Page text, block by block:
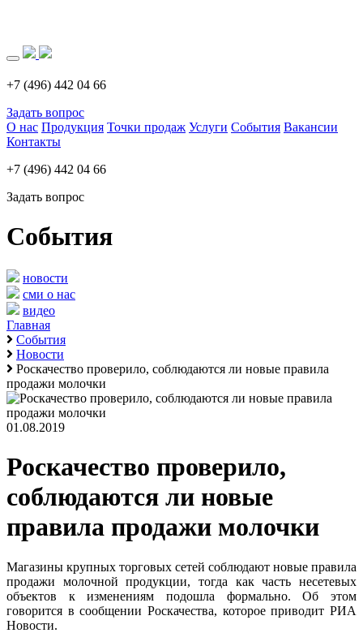
+7 (496) 442 04 66
Задать вопрос
О нас Продукция Точки продаж Услуги События Вакансии
Контакты
+7 (496) 442 04 66
Задать вопрос
События
новости
сми о нас
видео
Главная
События
Новости
Роскачество проверило, соблюдаются ли новые правила
продажи молочки
01.08.2019
Роскачество проверило,
соблюдаются ли новые
правила продажи молочки
Магазины крупных торговых сетей соблюдают новые правила
продажи молочной продукции, тогда как часть несетевых
объектов к изменениям подошла формально. Об этом
говорится в сообщении Роскачества, которое приводит РИА
Новости.